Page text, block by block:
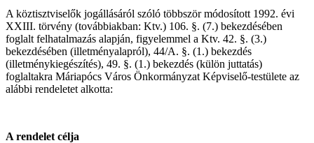
A köztisztviselők jogállásáról szóló többször módosított 1992. évi
XXIII. törvény (továbbiakban: Ktv.) 106. §. (7.) bekezdésében
foglalt felhatalmazás alapján, figyelemmel a Ktv. 42. §. (3.)
bekezdésében (illetményalapról), 44/A. §. (1.) bekezdés
(illetménykiegészítés), 49. §. (1.) bekezdés (külön juttatás)
foglaltakra Máriapócs Város Önkormányzat Képviselő-testülete az
alábbi rendeletet alkotta:
A rendelet célja